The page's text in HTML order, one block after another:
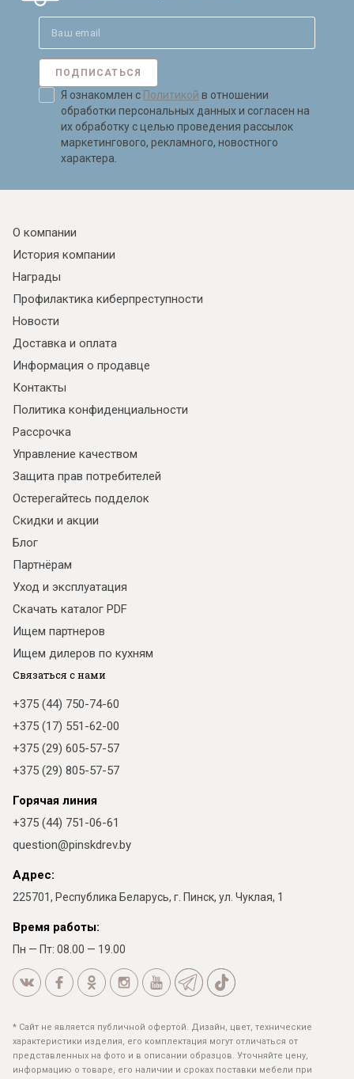
ПОДПИСАТЬСЯ
Я ознакомлен с Политикой в отношении
обработки персональных данных и согласен на
их обработку с целью проведения рассылок
маркетингового, рекламного, новостного
характера.
О компании
История компании
Награды
Профилактика киберпреступности
Новости
Доставка и оплата
Информация о продавце
Контакты
Политика конфиденциальности
Рассрочка
Управление качеством
Защита прав потребителей
Остерегайтесь подделок
Скидки и акции
Блог
Партнёрам
Уход и эксплуатация
Скачать каталог PDF
Ищем партнеров
Ищем дилеров по кухням
Связаться с нами
+375 (44) 750-74-60
+375 (17) 551-62-00
+375 (29) 605-57-57
+375 (29) 805-57-57
Горячая линия
+375 (44) 751-06-61
question@pinskdrev.by
Адрес:
225701, Республика Беларусь, г. Пинск, ул. Чуклая, 1
Время работы:
Пн — Пт: 08.00 — 19.00
* Сайт не является публичной офертой. Дизайн, цвет, технические
характеристики изделия, его комплектация могут отличаться от
представленных на фото и в описании образцов. Уточняйте цену,
информацию о товаре, его наличии и сроках поставки мебели при